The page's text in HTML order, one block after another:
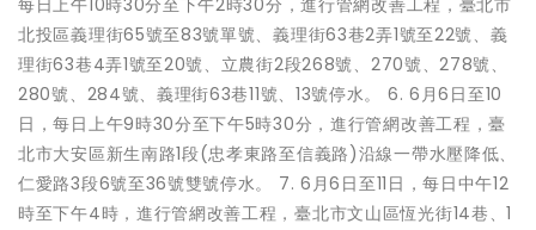
每日上午10時30分至下午2時30分，進行管網改善工程，臺北市
北投區義理街65號至83號單號、義理街63巷2弄1號至22號、義
理街63巷4弄1號至20號、立農街2段268號、270號、278號、
280號、284號、義理街63巷11號、13號停水。 6. 6月6日至10
日，每日上午9時30分至下午5時30分，進行管網改善工程，臺
北市大安區新生南路1段(忠孝東路至信義路)沿線一帶水壓降低、
仁愛路3段6號至36號雙號停水。 7. 6月6日至11日，每日中午12
時至下午4時，進行管網改善工程，臺北市文山區恆光街14巷、1